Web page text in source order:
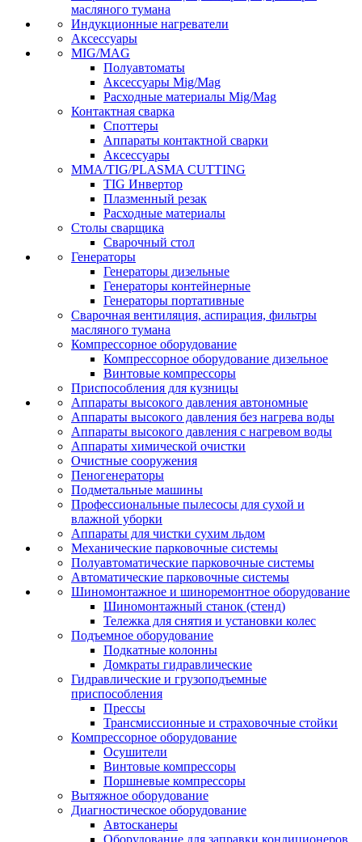
масляного тумана
Индукционные нагреватели
Аксессуары
MIG/MAG
Полуавтоматы
Аксессуары Mig/Mag
Расходные материалы Mig/Mag
Контактная сварка
Споттеры
Аппараты контактной сварки
Аксессуары
MMA/TIG/PLASMA CUTTING
TIG Инвертор
Плазменный резак
Расходные материалы
Столы сварщика
Сварочный стол
Генераторы
Генераторы дизельные
Генераторы контейнерные
Генераторы портативные
Сварочная вентиляция, аспирация, фильтры
масляного тумана
Компрессорное оборудование
Компрессорное оборудование дизельное
Винтовые компрессоры
Приспособления для кузницы
Аппараты высокого давления автономные
Аппараты высокого давления без нагрева воды
Аппараты высокого давления с нагревом воды
Аппараты химической очистки
Очистные сооружения
Пеногенераторы
Подметальные машины
Профессиональные пылесосы для сухой и
влажной уборки
Аппараты для чистки сухим льдом
Механические парковочные системы
Полуавтоматические парковочные системы
Автоматические парковочные системы
Шиномонтажное и шиноремонтное оборудование
Шиномонтажный станок (стенд)
Тележка для снятия и установки колес
Подъемное оборудование
Подкатные колонны
Домкраты гидравлические
Гидравлические и грузоподъемные
приспособления
Прессы
Трансмиссионные и страховочные стойки
Компрессорное оборудование
Осушители
Винтовые компрессоры
Поршневые компрессоры
Вытяжное оборудование
Диагностическое оборудование
Автосканеры
Оборудование для заправки кондиционеров